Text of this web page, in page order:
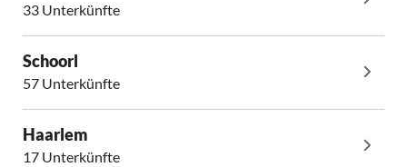
33 Unterkünfte
Schoorl
57 Unterkünfte
Haarlem
17 Unterkünfte